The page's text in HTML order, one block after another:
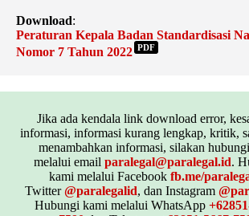
Download:
Peraturan Kepala Badan Standardisasi
Nomor 7 Tahun 2022 PDF
Jika ada kendala link download error,
informasi, informasi kurang lengkap, kritik,
menambahkan informasi, silakan
melalui emailparalegal@paralegal.id.
kami melalui Facebook fb.me/
Twitter@paralegalid, dan Instagram
Hubungi kami melalui WhatsApp